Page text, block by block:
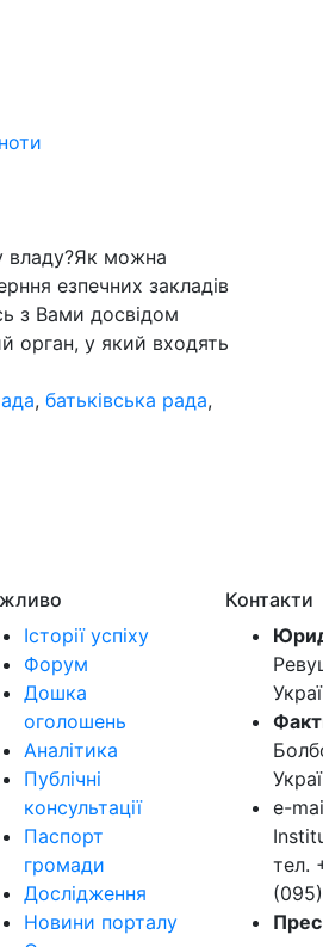
владу?Як можна
езпечних закладів
з Вами досвідом
орган, у який входять
, батьківська рада,
Історії успіху
Форум
Дошка
оголошень
Аналітика
Публічні
консультації
Паспорт
громади
Дослідження
Новини порталу
Контакти
e-
тел.